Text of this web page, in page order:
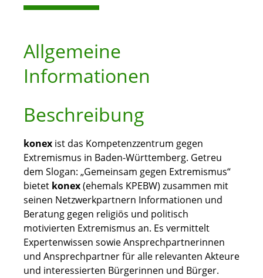
Allgemeine
Informationen
Beschreibung
konex ist das Kompetenzzentrum gegen
Extremismus in Baden-Württemberg. Getreu
dem Slogan: „Gemeinsam gegen Extremismus“
bietet konex(ehemals KPEBW) zusammen mit
seinen Netzwerkpartnern Informationen und
Beratung gegen religiös und politisch
motivierten Extremismus an. Es vermittelt
Expertenwissen sowie Ansprechpartnerinnen
und Ansprechpartner für alle relevanten Akteure
und interessierten Bürgerinnen und Bürger.